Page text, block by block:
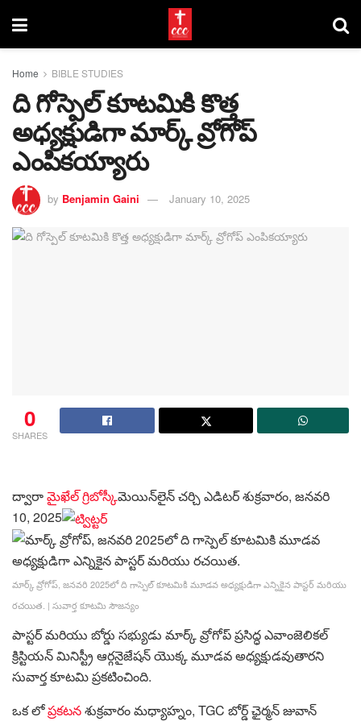
Home BIBLE STUDIES
ది గోస్పెల్ కూటమికి కొత్త
అధ్యక్షుడిగా మార్క్ వ్రోగోప్
ఎంపికయ్యారు
by Benjamin Gaini January 10, 2025
0
SHARES
ద్వారామైఖేల్ గ్రిబోస్కీమెయిన్‌లైన్ చర్చి ఎడిటర్శుక్రవారం, జనవరి
10, 2025
మార్క్ వ్రోగోప్, జనవరి 2025లో ది గాస్పెల్ కూటమికి మూడవ అధ్యక్షుడిగా ఎన్నికైన పాస్టర్ మరియు
రచయిత. | సువార్త కూటమి సౌజన్యం
పాస్టర్ మరియు బోర్డు సభ్యుడు మార్క్ వ్రోగోప్ ప్రసిద్ధ ఎవాంజెలికల్
క్రిస్టియన్ మినిస్ట్రీ ఆర్గనైజేషన్ యొక్క మూడవ అధ్యక్షుడవుతారని
సువార్త కూటమి ప్రకటించింది.
ఒక లోప్రకటనశుక్రవారం మధ్యాహ్నం, TGC బోర్డ్ ఛైర్మన్ జువాన్